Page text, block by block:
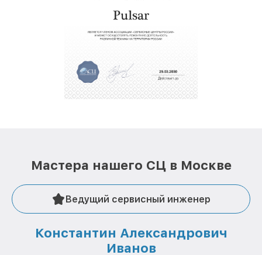
Мастера нашего СЦ в Москве
Ведущий сервисный инженер
Константин Александрович
Иванов